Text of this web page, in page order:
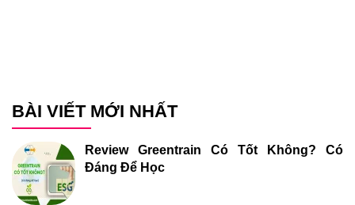
BÀI VIẾT MỚI NHẤT
Review Greentrain Có Tốt Không? Có
Đáng Để Học